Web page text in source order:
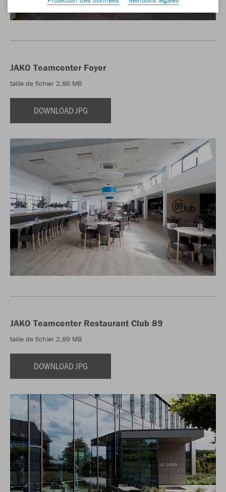
JAKO Teamcenter Foyer
taille de fichier 2,86 MB
DOWNLOAD JPG
JAKO Teamcenter Restaurant Club 89
taille de fichier 2,89 MB
DOWNLOAD JPG